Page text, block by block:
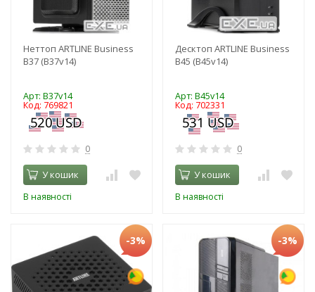
Неттоп ARTLINE Business
B37 (B37v14)
Арт: B37v14
Код: 769821
0
У кошик
В наявності
Десктоп ARTLINE Business
B45 (B45v14)
Арт: B45v14
Код: 702331
0
У кошик
В наявності
-3% -3%